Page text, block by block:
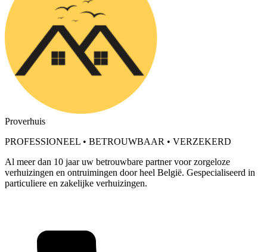
Proverhuis
PROFESSIONEEL • BETROUWBAAR • VERZEKERD
Al meer dan 10 jaar uw betrouwbare partner voor zorgeloze
verhuizingen en ontruimingen door heel België. Gespecialiseerd in
particuliere en zakelijke verhuizingen.